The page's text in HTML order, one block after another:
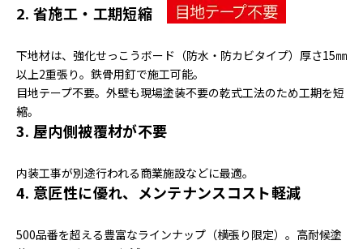
2. 省施工・工期短縮
下地材は、強化せっこうボード（防水・防カビタイプ）厚さ15㎜
以上2重張り。鉄骨用釘で施工可能。
目地テープ不要。外壁も現場塗装不要の乾式工法のため工期を短
縮。
3. 屋内側被覆材が不要
内装工事が別途行われる商業施設などに最適。
4. 意匠性に優れ、メンテナンスコスト軽減
500品番を超える豊富なラインナップ（横張り限定）。高耐候塗